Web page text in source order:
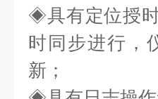
◈具有定位授
时同步进行，
新；